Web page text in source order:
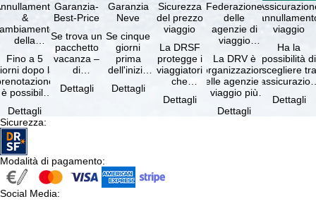
&
della
gratuiti
Fino a 5
dopo la
è possibile
il …
Dettagli
Garanzia-
Best-Price
Se trova un
pacchetto
vacanza –
di
e servizi
Dettagli
Garanzia
Neve
Se cinque
giorni
prima
dell'inizio
soggiorno
Dettagli
Sicurezza
del prezzo
viaggio
La DRSF
protegge i
viaggiatori
che
un
Dettagli
Federazione
delle
agenzie di
viaggio
La DRV è
l'organizzazione
delle agenzie di
viaggio più
Germania.
Dettagli
viaggio
Ha la
possibilità di
scegliere tra
viaggio
Dettagli
Sicurezza:
Modalità di pagamento:
Social Media: